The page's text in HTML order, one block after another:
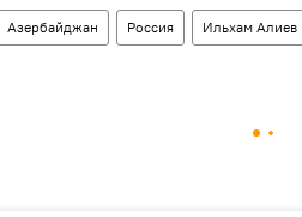
Азербайджан Россия Ильхам Алиев